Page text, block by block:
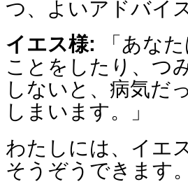
つ、よいアドバイ
イエス様: 「あな
ことをしたり、つ
しないと、病気だ
しまいます。」
わたしには、イエ
そうぞうできます